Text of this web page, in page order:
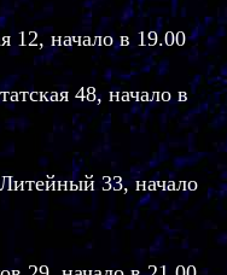
12, начало в 19.00
48, начало в
33, начало